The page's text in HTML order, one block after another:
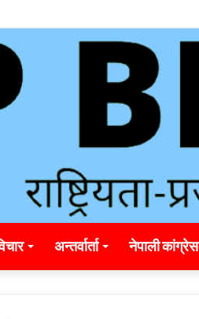
अन्तर्वार्ता नेपाली कांग्रेस